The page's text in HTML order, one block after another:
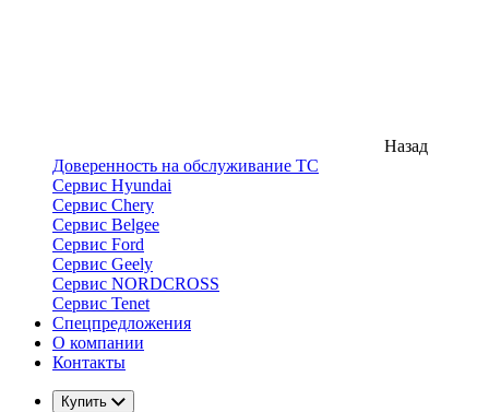
Назад
Доверенность на обслуживание ТС
Сервис Hyundai
Сервис Chery
Сервис Belgee
Сервис Ford
Сервис Geely
Сервис NORDCROSS
Сервис Tenet
Спецпредложения
О компании
Контакты
Купить